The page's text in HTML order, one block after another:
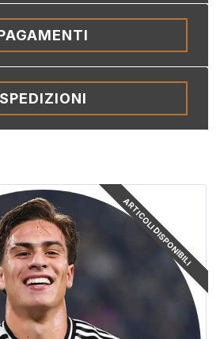
ARTICOLI DISPONIBILI
SPEDIZIONI